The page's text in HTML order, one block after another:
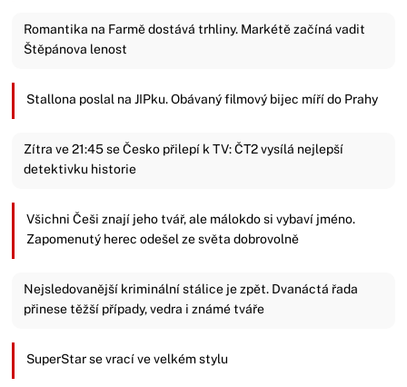
Romantika na Farmě dostává trhliny. Markétě začíná vadit
Štěpánova lenost
Stallona poslal na JIPku. Obávaný filmový bijec míří do Prahy
Zítra ve 21:45 se Česko přilepí k TV: ČT2 vysílá nejlepší
detektivku historie
Všichni Češi znají jeho tvář, ale málokdo si vybaví jméno.
Zapomenutý herec odešel ze světa dobrovolně
Nejsledovanější kriminální stálice je zpět. Dvanáctá řada
přinese těžší případy, vedra i známé tváře
SuperStar se vrací ve velkém stylu